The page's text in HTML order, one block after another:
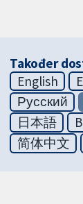
Također
English
Русский
日本語
简体中文